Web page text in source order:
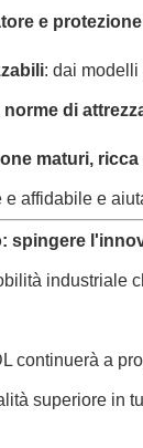
e
: dai
di
maturi,
affidabile e
spingere
industriale
continuerà a
superiore in